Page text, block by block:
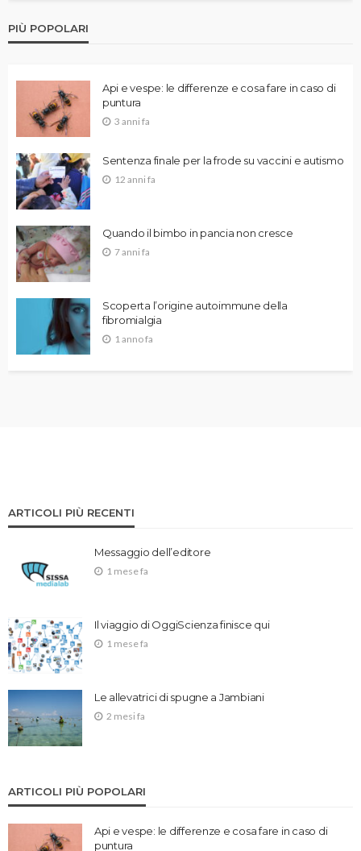
PIÙ POPOLARI
Api e vespe: le differenze e cosa fare in caso di
puntura
3 anni fa
Sentenza finale per la frode su vaccini e autismo
12 anni fa
Quando il bimbo in pancia non cresce
7 anni fa
Scoperta l’origine autoimmune della
fibromialgia
1 anno fa
ARTICOLI PIÙ RECENTI
Messaggio dell’editore
1 mese fa
Il viaggio di OggiScienza finisce qui
1 mese fa
Le allevatrici di spugne a Jambiani
2 mesi fa
ARTICOLI PIÙ POPOLARI
Api e vespe: le differenze e cosa fare in caso di
puntura